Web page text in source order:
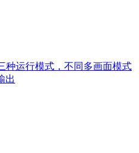
种运行模式，不同多画面模式
出